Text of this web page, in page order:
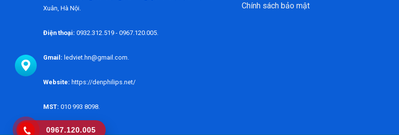
Xuân, Hà Nội.
Điện thoại: 0932.312.519 - 0967.120.005.
Gmail: ledviet.hn@gmail.com.
Website: https://denphilips.net/
MST: 010 993 8098.
Chính sách bảo mật
0967.120.005